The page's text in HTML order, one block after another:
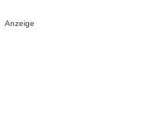
Anzeige